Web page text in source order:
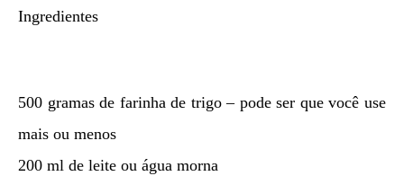
Ingredientes
500 gramas de farinha de trigo – pode ser que você use
mais ou menos
200 ml de leite ou água morna